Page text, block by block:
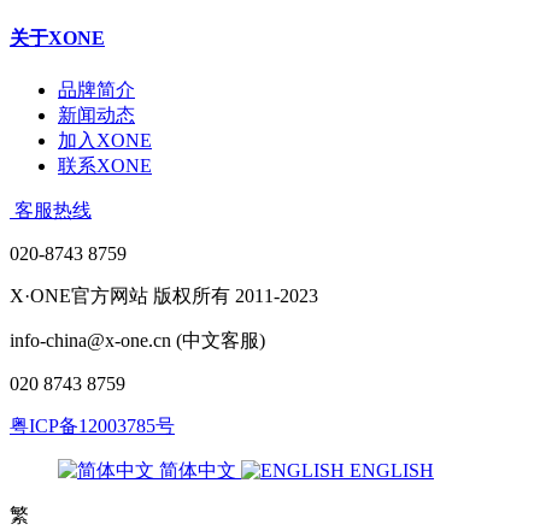
关于XONE
品牌简介
新闻动态
加入XONE
联系XONE
客服热线
020-8743 8759
X·ONE官方网站 版权所有 2011-2023
info-china@x-one.cn (中文客服)
020 8743 8759
粤ICP备12003785号
简体中文 ENGLISH
繁